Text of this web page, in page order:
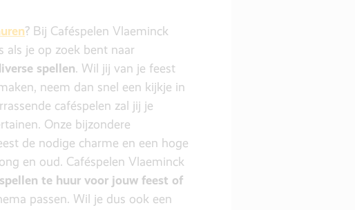
? Bij Caféspelen Vlaeminck
als je op zoek bent naar
spellen. Wil jij van je feest
neem dan snel een kijkje in
caféspelen zal jij je
Onze bijzondere
de nodige charme en een hoge
en oud. Caféspelen Vlaeminck
spellen te huur voor jouw feest of
passen. Wil je dus ook een